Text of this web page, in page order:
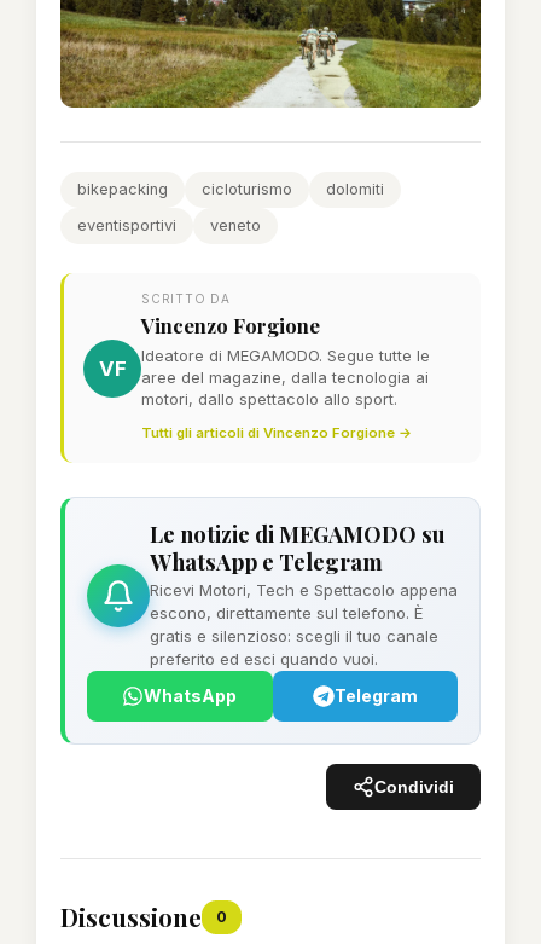
bikepacking cicloturismo
dolomiti
eventisportivi
veneto
VF
SCRITTO DA
Vincenzo Forgione
Ideatore di MEGAMODO. Segue tutte le
aree del magazine, dalla tecnologia ai
motori, dallo spettacolo allo sport.
Tutti gli articoli di Vincenzo Forgione →
Le notizie di MEGAMODO su
WhatsApp e Telegram
Ricevi Motori, Tech e Spettacolo appena
escono, direttamente sul telefono. È
gratis e silenzioso: scegli il tuo canale
preferito ed esci quando vuoi.
WhatsApp Telegram
Condividi
Discussione 0